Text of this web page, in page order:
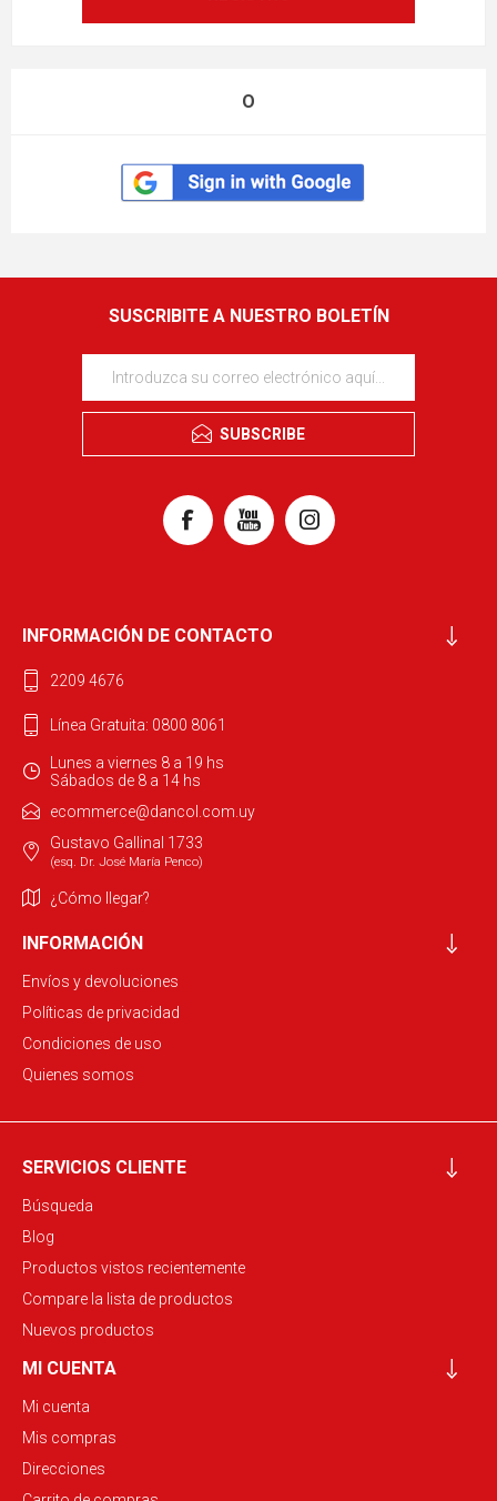
O
SUSCRIBITE A NUESTRO BOLETÍN
SUBSCRIBE
INFORMACIÓN DE CONTACTO
2209 4676
Línea Gratuita: 0800 8061
Lunes a viernes 8 a 19 hs
Sábados de 8 a 14 hs
ecommerce@dancol.com.uy
Gustavo Gallinal 1733
(esq. Dr. José María Penco)
¿Cómo llegar?
INFORMACIÓN
Envíos y devoluciones
Políticas de privacidad
Condiciones de uso
Quienes somos
SERVICIOS CLIENTE
Búsqueda
Blog
Productos vistos recientemente
Compare la lista de productos
Nuevos productos
MI CUENTA
Mi cuenta
Mis compras
Direcciones